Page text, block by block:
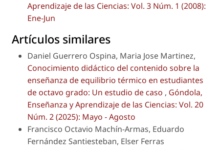
Aprendizaje de las Ciencias: Vol. 3 Núm. 1 (2008):
Ene-Jun
Artículos similares
Daniel Guerrero Ospina, Maria Jose Martinez,
Conocimiento didáctico del contenido sobre la
enseñanza de equilibrio térmico en estudiantes
de octavo grado: Un estudio de caso , Góndola,
Enseñanza y Aprendizaje de las Ciencias: Vol. 20
Núm. 2 (2025): Mayo - Agosto
Francisco Octavio Machín-Armas, Eduardo
Fernández Santiesteban, Elser Ferras